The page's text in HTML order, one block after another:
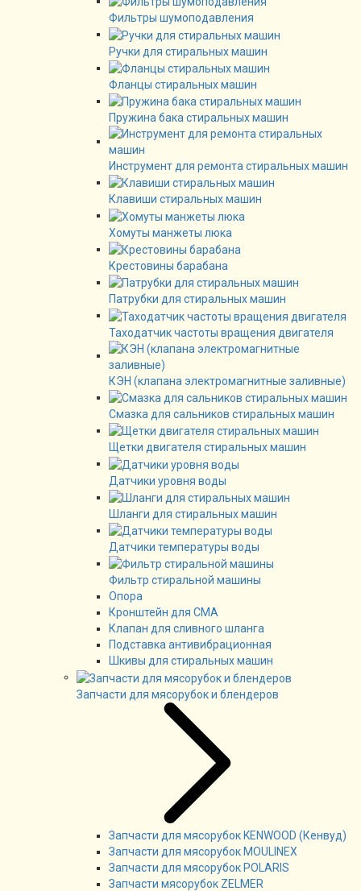
Фильтры шумоподавления
Ручки для стиральных машин
Фланцы стиральных машин
Пружина бака стиральных машин
Инструмент для ремонта стиральных машин
Клавиши стиральных машин
Хомуты манжеты люка
Крестовины барабана
Патрубки для стиральных машин
Таходатчик частоты вращения двигателя
КЭН (клапана электромагнитные заливные)
Смазка для сальников стиральных машин
Щетки двигателя стиральных машин
Датчики уровня воды
Шланги для стиральных машин
Датчики температуры воды
Фильтр стиральной машины
Опора
Кронштейн для СМА
Клапан для сливного шланга
Подставка антивибрационная
Шкивы для стиральных машин
Запчасти для мясорубок и блендеров
Запчасти для мясорубок KENWOOD (Кенвуд)
Запчасти для мясорубок MOULINEX
Запчасти для мясорубок POLARIS
Запчасти мясорубок ZELMER